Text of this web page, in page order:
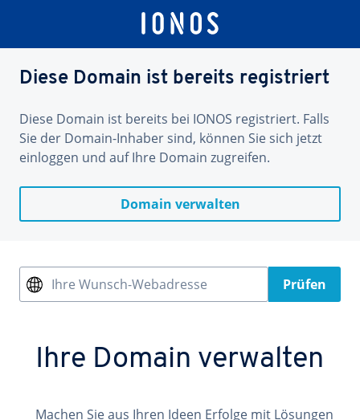
Diese Domain ist bereits registriert
Diese Domain ist bereits bei IONOS registriert. Falls
Sie der Domain-Inhaber sind, können Sie sich jetzt
einloggen und auf Ihre Domain zugreifen.
Domain verwalten
Ihre Wunsch-Webadresse Prüfen
Ihre Domain verwalten
Machen Sie aus Ihren Ideen Erfolge mit Lösungen